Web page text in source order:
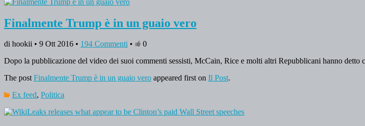
Finalmente Trump è in un guaio vero
di hookii • 9 Ott 2016 • 194 Commenti •
0
Dopo la pubblicazione del video dei suoi commenti sessisti, McCain, Rice e molti altri Repubblicani hanno detto
The postFinalmente Trump è in un guaio vero appeared first on Il Post.
Ex feed, Politica